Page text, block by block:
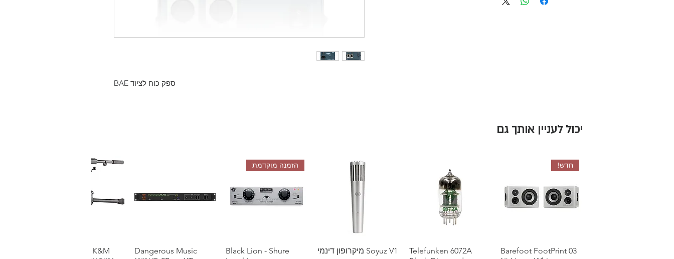
ספק כוח לציוד BAE
יכול לעניין אותך גם
תצוגה מהירה
חדש!
Barefoot FootPrint 03
תצוגה מהירה
Telefunken 6072A
תצוגה מהירהSoyuz V1 מיקרופון דינמי תצוגה מהירה
הזמנה מוקדמת
Black Lion - Shure
תצוגה מהירה
Dangerous Music
תצוגה מהירה